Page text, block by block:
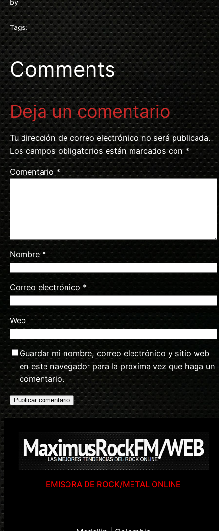
by
Tags:
Comments
Deja un comentario
Tu dirección de correo electrónico no será publicada.
Los campos obligatorios están marcados con *
Comentario *
Nombre*
Correo electrónico *
Web
Guardar mi nombre, correo electrónico y sitio web
en este navegador para la próxima vez que haga un
comentario.
EMISORA DE ROCK/METAL ONLINE